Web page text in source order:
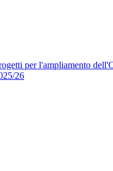
per l'ampliamento
26